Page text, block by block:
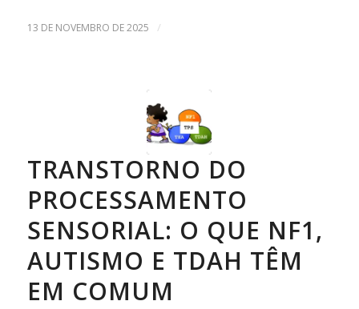
13 DE NOVEMBRO DE 2025 /
TRANSTORNO DO
PROCESSAMENTO
SENSORIAL: O QUE NF1,
AUTISMO E TDAH TÊM
EM COMUM